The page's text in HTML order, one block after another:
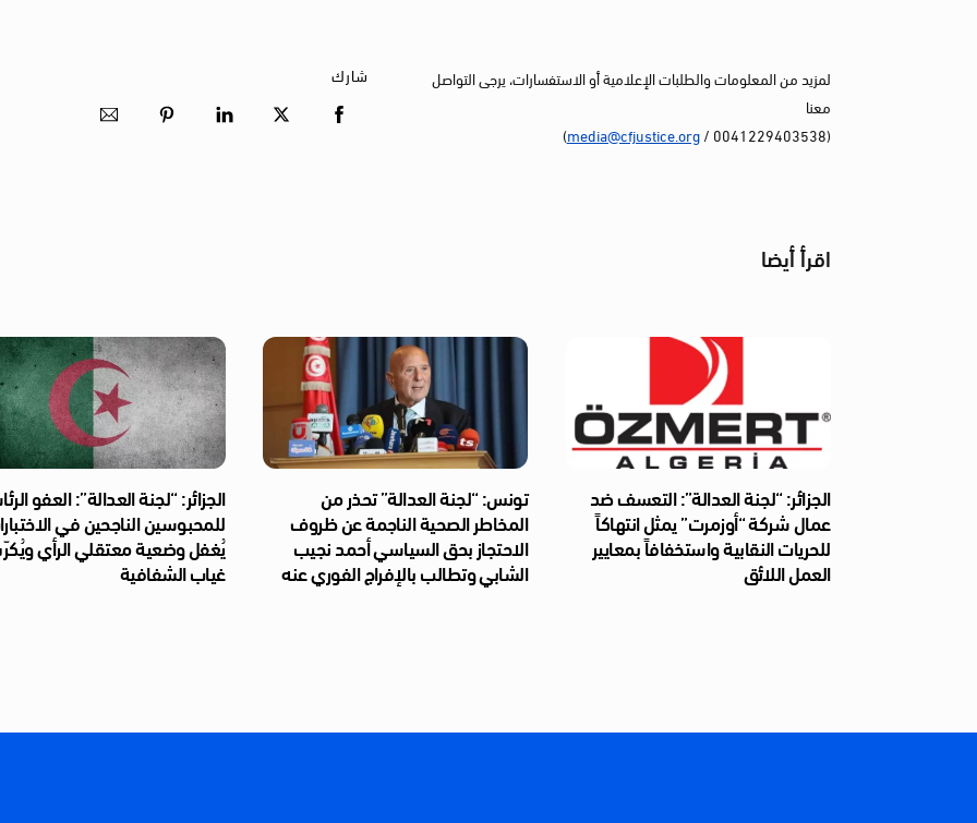
لمزيد من المعلومات والطلبات الإعلامية أو الاستفسارات، يرجى التواصل
معنا
(0041229403538 /
media@cfjustice.org
)
شارك
اقرأ أيضا
الجزائر: “لجنة العدالة”: التعسف ضد
عمال شركة “أوزمرت” يمثل انتهاكاً
للحريات النقابية واستخفافاً بمعايير
العمل اللائق
تونس: “لجنة العدالة” تحذر من
المخاطر الصحية الناجمة عن ظروف
الاحتجاز بحق السياسي أحمد نجيب
الشابي وتطالب بالإفراج الفوري عنه
الجزائر: “لجنة العدالة”: العفو
للمحبوسين الناجحين في
يُغفل وضعية معتقلي الرأي
غياب الشفافية